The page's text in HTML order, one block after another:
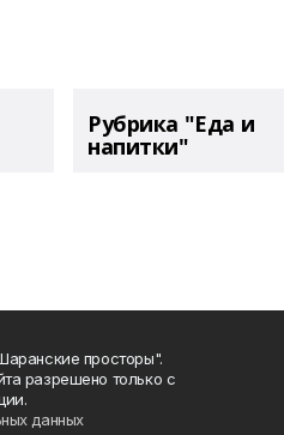
Рубрика "Еда и
напитки"
просторы".
разрешено только с
данных